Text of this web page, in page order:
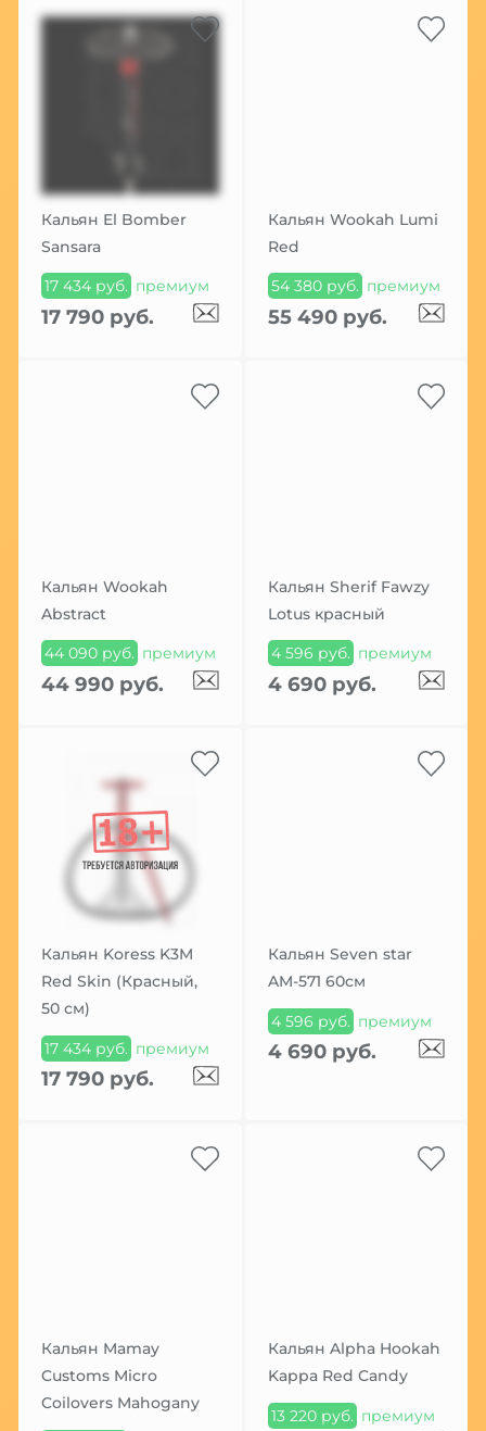
Кальян El Bomber
Sansara
17 434 руб. премиум
17 790 руб.
Кальян Wookah Lumi
Red
54 380 руб. премиум
55 490 руб.
Кальян Wookah
Abstract
44 090 руб. премиум
44 990 руб.
Кальян Sherif Fawzy
Lotus красный
4 596 руб. премиум
4 690 руб.
Кальян Koress K3M
Red Skin (Красный,
50 см)
17 434 руб. премиум
17 790 руб.
Кальян Seven star
AM-571 60см
4 596 руб. премиум
4 690 руб.
Кальян Mamay
Customs Micro
Coilovers Mahogany
Кальян Alpha Hookah
Kappa Red Candy
13 220 руб. премиум